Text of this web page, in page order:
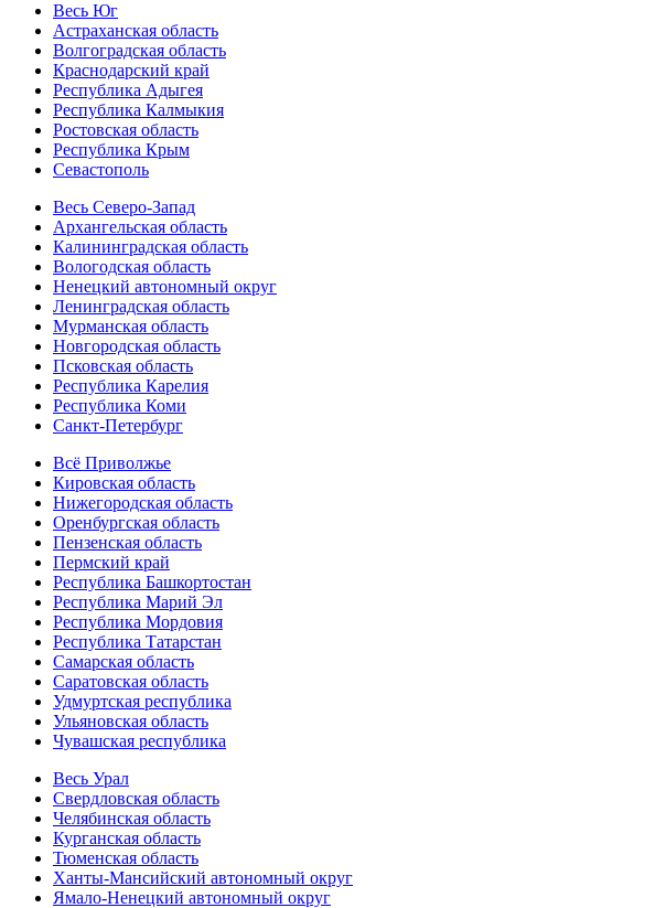
Весь Юг
Астраханская область
Волгоградская область
Краснодарский край
Республика Адыгея
Республика Калмыкия
Ростовская область
Республика Крым
Севастополь
Весь Северо-Запад
Архангельская область
Калининградская область
Вологодская область
Ненецкий автономный округ
Ленинградская область
Мурманская область
Новгородская область
Псковская область
Республика Карелия
Республика Коми
Санкт-Петербург
Всё Приволжье
Кировская область
Нижегородская область
Оренбургская область
Пензенская область
Пермский край
Республика Башкортостан
Республика Марий Эл
Республика Мордовия
Республика Татарстан
Самарская область
Саратовская область
Удмуртская республика
Ульяновская область
Чувашская республика
Весь Урал
Свердловская область
Челябинская область
Курганская область
Тюменская область
Ханты-Мансийский автономный округ
Ямало-Ненецкий автономный округ